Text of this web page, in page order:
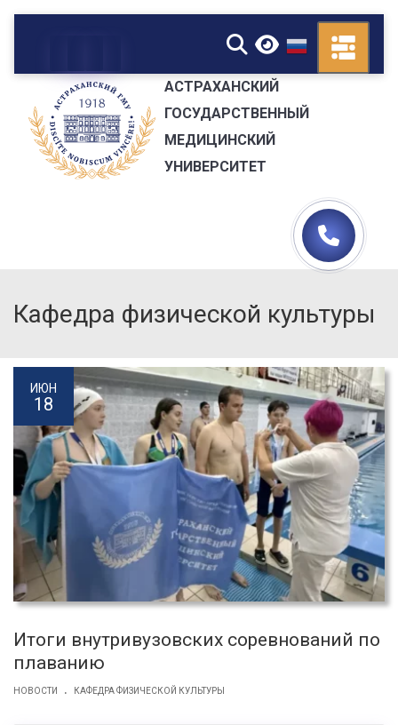
▼
АСТРАХАНСКИЙ
ГОСУДАРСТВЕННЫЙ
МЕДИЦИНСКИЙ
УНИВЕРСИТЕТ
Кафедра физической культуры
ИЮН
18
Итоги внутривузовских соревнований по
плаванию
НОВОСТИ . КАФЕДРА ФИЗИЧЕСКОЙ КУЛЬТУРЫ